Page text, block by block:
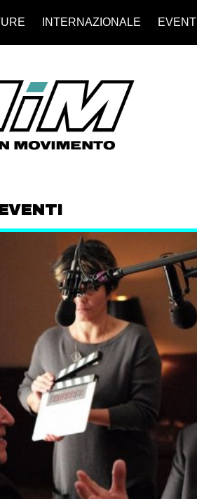
INTERNAZIONALE EVENTI
EVENTI